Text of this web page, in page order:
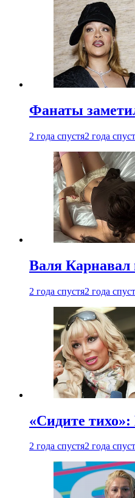
Фанаты
2 года спустя2 года
Валя Карнавал
2 года спустя2 года
«Сидите
2 года спустя2 года